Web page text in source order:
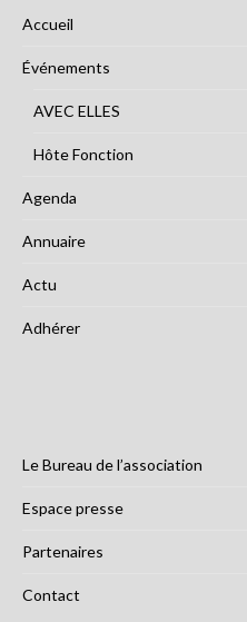
Accueil
Événements
AVEC ELLES
Hôte Fonction
Agenda
Annuaire
Actu
Adhérer
Le Bureau de l’association
Espace presse
Partenaires
Contact